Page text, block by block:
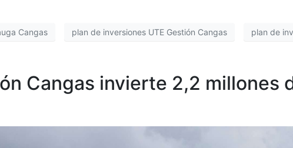
Cangas plan de inversiones UTE Gestión Cangas plan de
Cangas invierte 2,2 millones